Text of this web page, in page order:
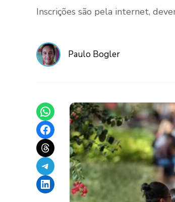
Inscrições são pela internet,
Paulo Bogler
Share on WhatsApp
Share on Facebook
Share on Threads
Share on Telegram
Share on LinkedIn